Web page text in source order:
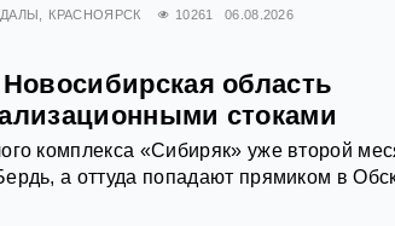
КРАСНОЯРСК 10261 06.08.2026
область
стоками
комплекса «Сибиряк» уже второй
а оттуда попадают прямиком в